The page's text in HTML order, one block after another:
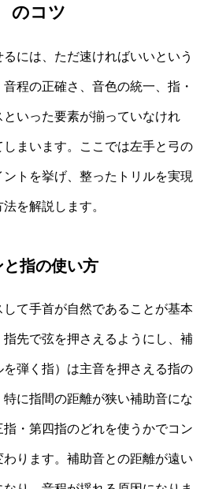
のコツ
には、ただ速ければいいという
程の正確さ、音色の統一、指・
いった要素が揃っていなけれ
まいます。ここでは左手と弓の
トを挙げ、整ったトリルを実現
を解説します。
指の使い方
て手首が自然であることが基本
先で弦を押さえるようにし、補
弾く指）は主音を押さえる指の
に指間の距離が狭い補助音にな
・第四指のどれを使うかでコン
わります。補助音との距離が遠い